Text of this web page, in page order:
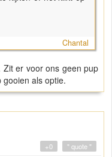
Chantal
er voor ons geen pup
als optie.
" quote "
+0